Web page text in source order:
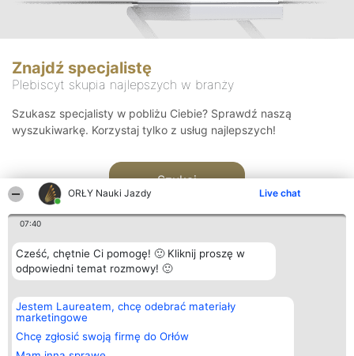
ORŁY Nauki Jazdy Live chat
07:40
Cześć, chętnie Ci pomogę! 🙂 Kliknij proszę w
odpowiedni temat rozmowy! 🙂
Jestem Laureatem, chcę odebrać materiały
marketingowe
Chcę zgłosić swoją firmę do Orłów
Znajdź specjalistę
Plebiscyt skupia najlepszych w branży
Szukasz specjalisty w pobliżu Ciebie? Sprawdź naszą
wyszukiwarkę. Korzystaj tylko z usług najlepszych!
Szukaj
Organizator plebiscytu
Bright Side Solutions sp. z o.
o. sp. k.
ul. Ruska 22
Wrocław 50-079
Plebiscyt
Laureaci
wszystkich
Laureatów
Kontakt
Kontakt